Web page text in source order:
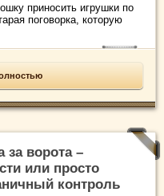
приносить игрушки по
поговорка, которую
за ворота –
или просто
контроль